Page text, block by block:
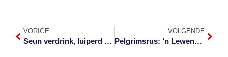
VORIGE
Seun verdrink, luiperd van kant gemaak in NKW
VOLGENDE
Pelgrimsrus: ‘n Lewende museum